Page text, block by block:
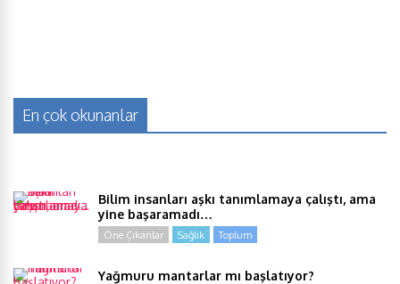
En çok okunanlar
Bilim insanları aşkı tanımlamaya çalıştı, ama
yine başaramadı…
Öne Çıkanlar Sağlık Toplum
Yağmuru mantarlar mı başlatıyor?